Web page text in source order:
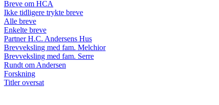
Breve om HCA
Ikke tidligere trykte breve
Alle breve
Enkelte breve
Partner H.C. Andersens Hus
Brevveksling med fam. Melchior
Brevveksling med fam. Serre
Rundt om Andersen
Forskning
Titler oversat